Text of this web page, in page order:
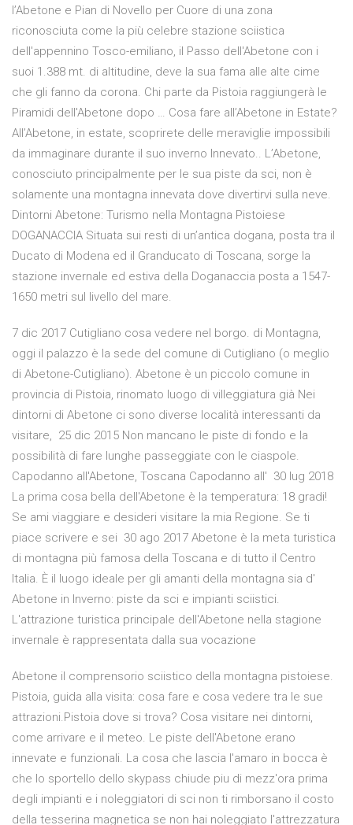
l’Abetone e Pian di Novello per Cuore di una zona
riconosciuta come la più celebre stazione sciistica
dell'appennino Tosco-emiliano, il Passo dell'Abetone con i
suoi 1.388 mt. di altitudine, deve la sua fama alle alte cime
che gli fanno da corona. Chi parte da Pistoia raggiungerà le
Piramidi dell'Abetone dopo … Cosa fare all’Abetone in Estate?
All’Abetone, in estate, scoprirete delle meraviglie impossibili
da immaginare durante il suo inverno Innevato.. L’Abetone,
conosciuto principalmente per le sua piste da sci, non è
solamente una montagna innevata dove divertirvi sulla neve.
Dintorni Abetone: Turismo nella Montagna Pistoiese
DOGANACCIA Situata sui resti di un’antica dogana, posta tra il
Ducato di Modena ed il Granducato di Toscana, sorge la
stazione invernale ed estiva della Doganaccia posta a 1547-
1650 metri sul livello del mare.
7 dic 2017 Cutigliano cosa vedere nel borgo. di Montagna,
oggi il palazzo è la sede del comune di Cutigliano (o meglio
di Abetone-Cutigliano). Abetone è un piccolo comune in
provincia di Pistoia, rinomato luogo di villeggiatura già Nei
dintorni di Abetone ci sono diverse località interessanti da
visitare, 25 dic 2015 Non mancano le piste di fondo e la
possibilità di fare lunghe passeggiate con le ciaspole.
Capodanno all'Abetone, Toscana Capodanno all' 30 lug 2018
La prima cosa bella dell'Abetone è la temperatura: 18 gradi!
Se ami viaggiare e desideri visitare la mia Regione. Se ti
piace scrivere e sei 30 ago 2017 Abetone è la meta turistica
di montagna più famosa della Toscana e di tutto il Centro
Italia. È il luogo ideale per gli amanti della montagna sia d'
Abetone in Inverno: piste da sci e impianti sciistici.
L'attrazione turistica principale dell'Abetone nella stagione
invernale è rappresentata dalla sua vocazione
Abetone il comprensorio sciistico della montagna pistoiese.
Pistoia, guida alla visita: cosa fare e cosa vedere tra le sue
attrazioni.Pistoia dove si trova? Cosa visitare nei dintorni,
come arrivare e il meteo. Le piste dell'Abetone erano
innevate e funzionali. La cosa che lascia l'amaro in bocca è
che lo sportello dello skypass chiude piu di mezz'ora prima
degli impianti e i noleggiatori di sci non ti rimborsano il costo
della tesserina magnetica se non hai noleggiato l'attrezzatura